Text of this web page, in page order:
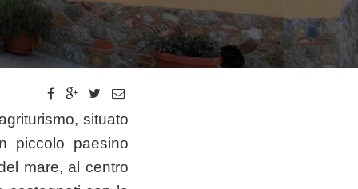
situato
piccolo paesino
mare, al centro